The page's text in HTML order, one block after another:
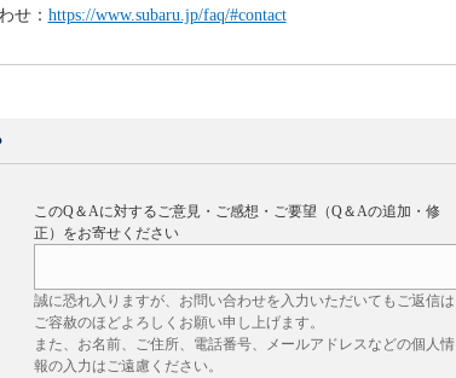
せ： https://www.subaru.jp/faq/#contact
このQ＆Aに対するご意見・ご感想・ご要望（Q＆Aの追加・修
正）をお寄せください
誠に恐れ入りますが、お問い合わせを入力いただいてもご返信は
ご容赦のほどよろしくお願い申し上げます。
また、お名前、ご住所、電話番号、メールアドレスなどの個人情
報の入力はご遠慮ください。